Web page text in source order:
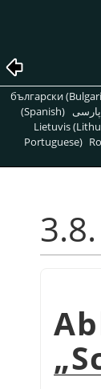
български
(Spanish)
Lietuvis
Portuguese)
„